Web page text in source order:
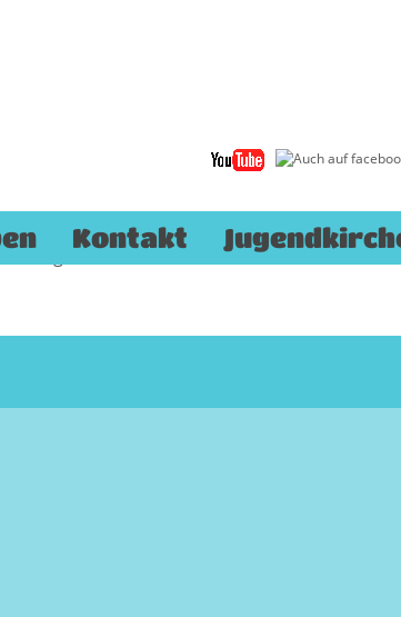
Kontakt
haben junge und junggebliebene
gefeiert.
gibt eshier.